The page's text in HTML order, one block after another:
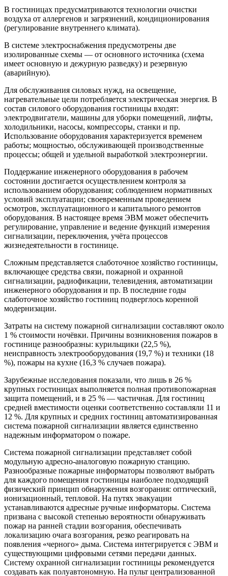
В гостиницах предусматриваются технологии очистки
воздуха от аллергенов и загрязнений, кондиционирования
(регулирование внутреннего климата).
В системе электроснабжения предусмотрены две
изолированные схемы — от основного источника (схема
имеет основную и дежурную разведку) и резервную
(аварийную).
Для обслуживания силовых нужд, на освещение,
нагревательные цели потребляется электрическая энергия. В
состав силового оборудования гостиницы входят:
электродвигатели, машины для уборки помещений, лифты,
холодильники, насосы, компрессоры, станки и пр.
Использование оборудования характеризуется временем
работы; мощностью, обслуживающей производственные
процессы; общей и удельной выработкой электроэнергии.
Поддержание инженерного оборудования в рабочем
состоянии достигается осуществлением контроля за
использованием оборудования; соблюдением нормативных
условий эксплуатации; своевременным проведением
осмотров, эксплуатационного и капитального ремонтов
оборудования. В настоящее время ЭВМ может обеспечить
регулирование, управление и ведение функций измерения
сигнализации, переключения, учёта процессов
жизнедеятельности в гостинице.
Сложным представляется слаботочное хозяйство гостиницы,
включающее средства связи, пожарной и охранной
сигнализации, радиофикации, телевидения, автоматизации
инженерного оборудования и пр. В последние годы
слаботочное хозяйство гостиниц подверглось коренной
модернизации.
Затраты на систему пожарной сигнализации составляют около
1 % стоимости ночёвки. Причины возникновения пожаров в
гостинице разнообразны: курильщики (22,5 %),
неисправность электрооборудования (19,7 %) и техники (18
%), пожары на кухне (16,3 % случаев пожара).
Зарубежные исследования показали, что лишь в 26 %
крупных гостиницах выполняется полная противопожарная
защита помещений, и в 25 % — частичная. Для гостиниц
средней вместимости оценки соответственно составляли 11 и
12 %. Для крупных и средних гостиниц автоматизированная
система пожарной сигнализации является единственно
надежным информатором о пожаре.
Система пожарной сигнализации представляет собой
модульную адресно-аналоговую пожарную станцию.
Разнообразные пожарные информаторы позволяют выбрать
для каждого помещения гостиницы наиболее подходящий
физический принцип обнаружения возгорания: оптический,
ионизационный, тепловой. На путях эвакуации
устанавливаются адресные ручные информаторы. Система
призвана с высокой степенью вероятности обнаруживать
пожар на ранней стадии возгорания, обеспечивать
локализацию очага возгорания, резко реагировать на
появления «черного» дыма. Система интегрируется с ЭВМ и
существующими цифровыми сетями передачи данных.
Систему охранной сигнализации гостиницы рекомендуется
создавать как полуавтономную. На пульт централизованной